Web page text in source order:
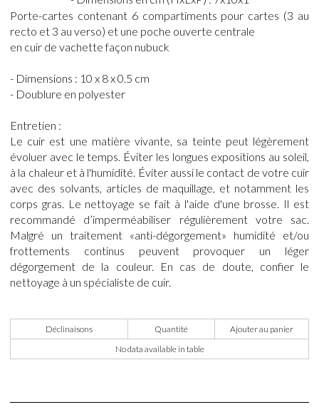
Porte-cartes contenant 6 compartiments pour cartes (3 au
recto et 3 au verso) et une poche ouverte centrale
en cuir de vachette façon nubuck
- Dimensions : 10 x 8 x 0.5 cm
- Doublure en polyester
Entretien :
Le cuir est une matière vivante, sa teinte peut légèrement
évoluer avec le temps. Éviter les longues expositions au soleil,
à la chaleur et à l'humidité. Éviter aussi le contact de votre cuir
avec des solvants, articles de maquillage, et notamment les
corps gras. Le nettoyage se fait à l'aide d'une brosse. Il est
recommandé d’imperméabiliser régulièrement votre sac.
Malgré un traitement «anti-dégorgement» humidité et/ou
frottements continus peuvent provoquer un léger
dégorgement de la couleur. En cas de doute, confier le
nettoyage à un spécialiste de cuir.
Déclinaisons Quantité
Ajouter au panier
No data available in table